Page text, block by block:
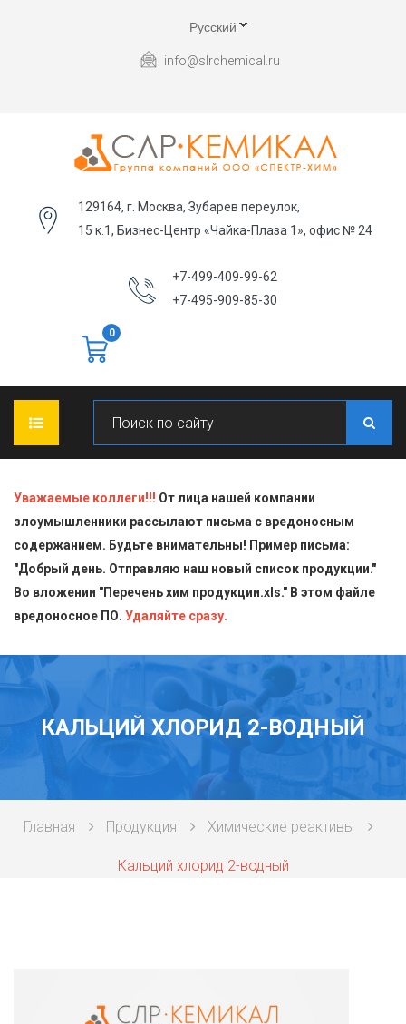
Русский
info@slrchemical.ru
129164, г. Москва, Зубарев переулок,
15 к.1, Бизнес-Центр «Чайка-Плаза 1», офис № 24
+7-499-409-99-62
+7-495-909-85-30
0
О КОМПАНИИ
ПРОДУКЦИЯ
Блескообразующие добавки
Индикаторы
Кислоты
Пищевая химия для производств
Стандарт-титры
СТАТЬИ
ДОСТАВКА
СЕРТИФИКАТЫ
КОНТАКТЫ
Уважаемые коллеги!!! От лица нашей компании
злоумышленники рассылают письма с вредоносным
содержанием. Будьте внимательны! Пример письма:
"Добрый день. Отправляю наш новый список продукции."
Во вложении "Перечень хим продукции.xls." В этом файле
вредоносное ПО. Удаляйте сразу.
КАЛЬЦИЙ ХЛОРИД 2-ВОДНЫЙ
Главная Продукция Химические реактивы
Кальций хлорид 2-водный